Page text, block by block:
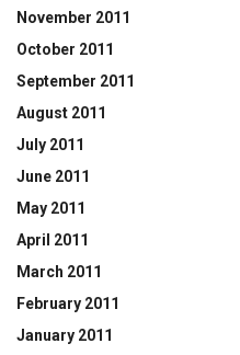
November 2011
October 2011
September 2011
August 2011
July 2011
June 2011
May 2011
April 2011
March 2011
February 2011
January 2011